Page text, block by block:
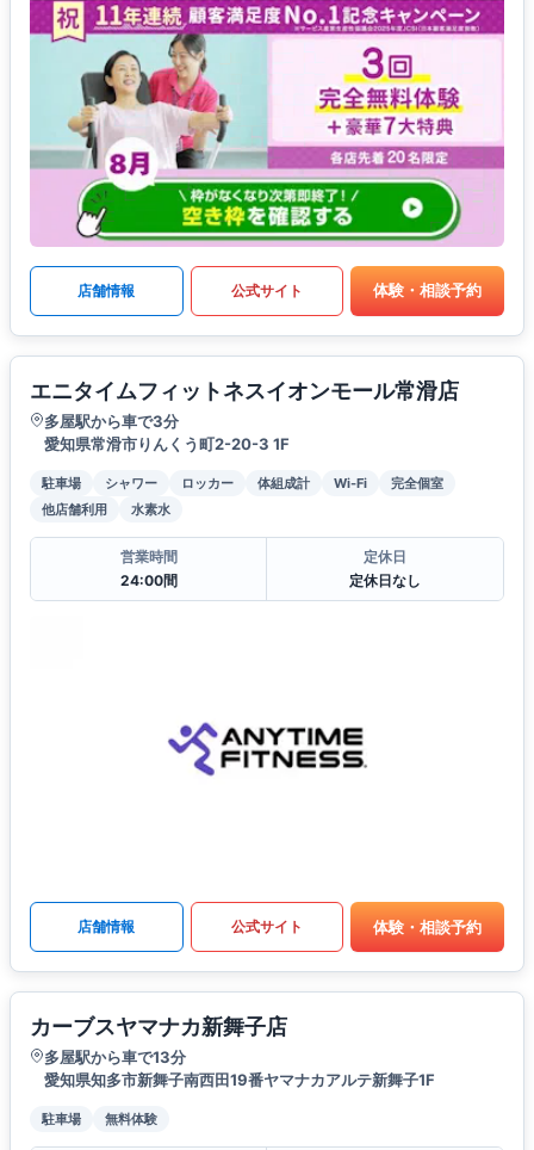
店舗情報 公式サイト 体験・相談予約
エニタイムフィットネスイオンモール常滑店
多屋駅から車で3分
愛知県常滑市りんくう町2-20-3 1F
駐車場 シャワー ロッカー 体組成計 Wi-Fi
完全個室
他店舗利用
水素水
営業時間
24:00間
定休日
定休日なし
店舗情報 公式サイト 体験・相談予約
カーブスヤマナカ新舞子店
多屋駅から車で13分
愛知県知多市新舞子南西田19番ヤマナカアルテ新舞子1F
駐車場 無料体験